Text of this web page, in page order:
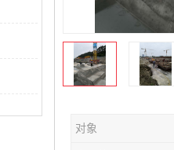
对象